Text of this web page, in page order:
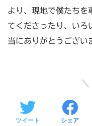
より、現地で僕たちを
てくださったり、いろ
当にありがとうござい
ツイート シェア